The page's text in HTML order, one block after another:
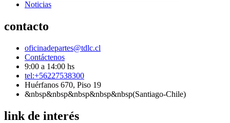
Noticias
contacto
oficinadepartes@tdlc.cl
Contáctenos
9:00 a 14:00 hs
tel:+56227538300
Huérfanos 670, Piso 19
&nbsp&nbsp&nbsp&nbsp&nbsp(Santiago-Chile)
link de interés